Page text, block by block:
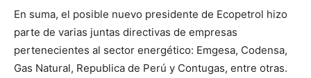
En suma, el posible nuevo presidente de Ecopetrol hizo
parte de varias juntas directivas de empresas
pertenecientes al sector energético: Emgesa, Codensa,
Gas Natural, Republica de Perú y Contugas, entre otras.